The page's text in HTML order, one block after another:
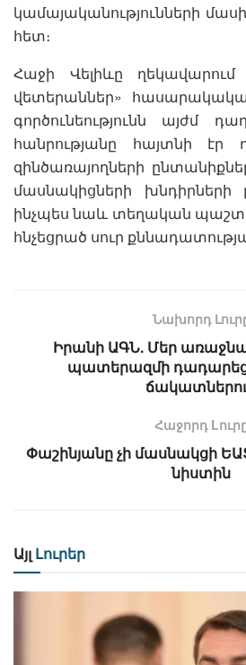
կամայականությունների
հետ։
Հաջի Վելիևը
վետերաններ»
գործունեությունն այժմ
հանրությանը հայտնի էր
զինծառայողների
մասնակիցների խնդիրների
ինչպես նաև տեղական
հնչեցրած սուր
Նախորդ
Իրանի ԱԳՆ. Մեր
պատերազմի
Հաջորդ
Փաշինյանը չի մասնակցի
նիստին
Այլ Լուրեր